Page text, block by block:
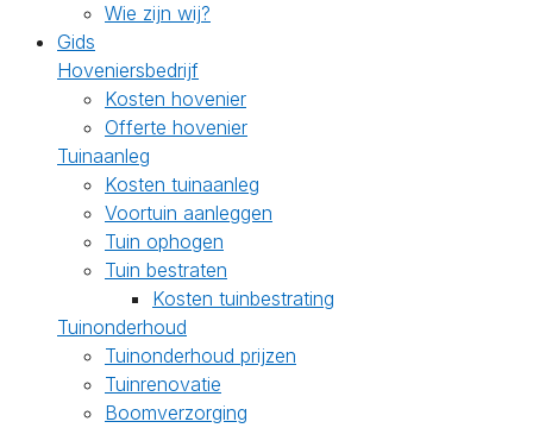
Wie zijn wij?
Gids
Hoveniersbedrijf
Kosten hovenier
Offerte hovenier
Tuinaanleg
Kosten tuinaanleg
Voortuin aanleggen
Tuin ophogen
Tuin bestraten
Kosten tuinbestrating
Tuinonderhoud
Tuinonderhoud prijzen
Tuinrenovatie
Boomverzorging